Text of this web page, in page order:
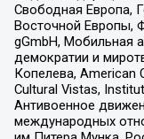
Свободная Европа,
Восточной Европы,
gGmbH, Мобильная
демократии и
Копелева, American
Cultural Vistas,
Антивоенное
международных